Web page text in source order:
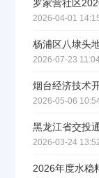
2026-04-01
2026-07-23
2026-05-06
2026-03-24
填写联系电话